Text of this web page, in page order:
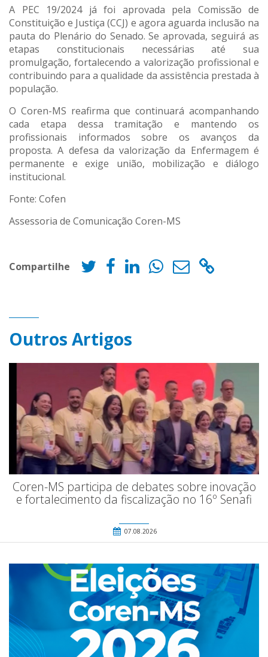
A PEC 19/2024 já foi aprovada pela Comissão de
Constituição e Justiça (CCJ) e agora aguarda inclusão na
pauta do Plenário do Senado. Se aprovada, seguirá as
etapas constitucionais necessárias até sua
promulgação, fortalecendo a valorização profissional e
contribuindo para a qualidade da assistência prestada à
população.
O Coren-MS reafirma que continuará acompanhando
cada etapa dessa tramitação e mantendo os
profissionais informados sobre os avanços da
proposta. A defesa da valorização da Enfermagem é
permanente e exige união, mobilização e diálogo
institucional.
Fonte: Cofen
Assessoria de Comunicação Coren-MS
Compartilhe
Outros Artigos
Coren-MS participa de debates sobre inovação
e fortalecimento da fiscalização no 16º Senafi
07.08.2026